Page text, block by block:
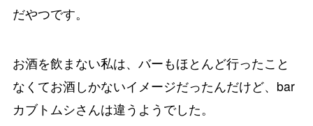
だやつです。
お酒を飲まない私は、バーもほとんど行ったこと
なくてお酒しかないイメージだったんだけど、bar
カブトムシさんは違うようでした。